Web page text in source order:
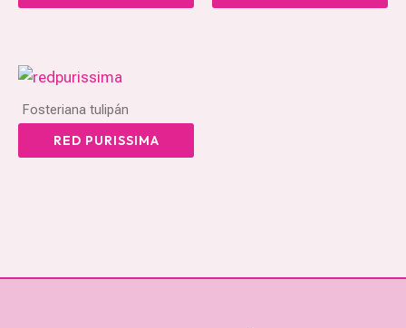
Fosteriana tulipán
RED PURISSIMA